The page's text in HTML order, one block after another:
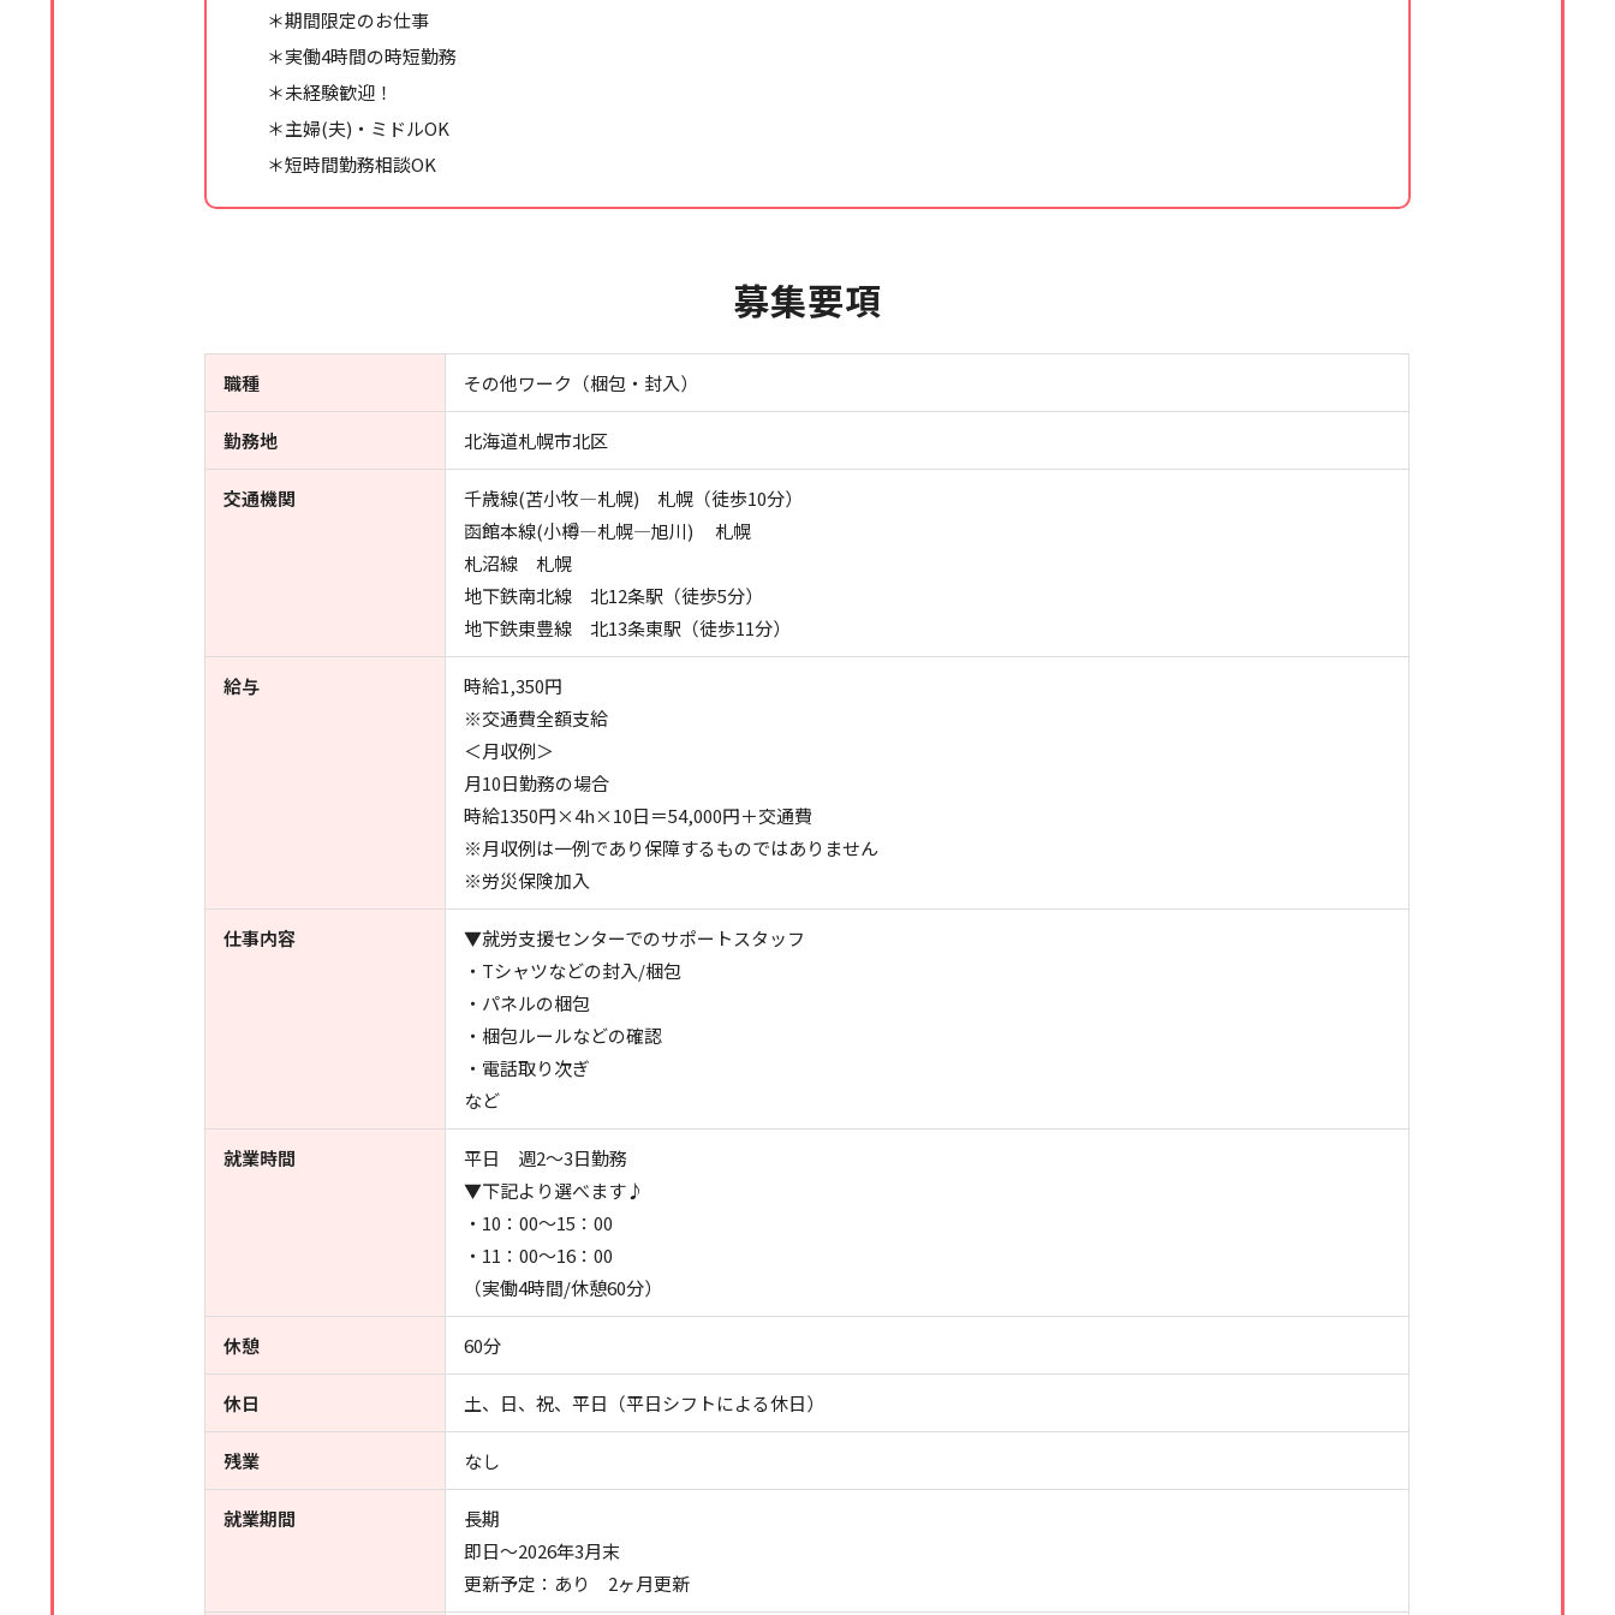
＊期間限定のお仕事
＊実働4時間の時短勤務
＊未経験歓迎！
＊主婦(夫)・ミドルOK
＊短時間勤務相談OK
募集要項
職種 その他ワーク（梱包・封入）
勤務地 北海道札幌市北区
交通機関
千歳線(苫小牧―札幌) 札幌（徒歩10分）
函館本線(小樽―札幌―旭川) 札幌
札沼線 札幌
地下鉄南北線 北12条駅（徒歩5分）
地下鉄東豊線 北13条東駅（徒歩11分）
給与
時給1,350円
※交通費全額支給
＜月収例＞
月10日勤務の場合
時給1350円×4h×10日＝54,000円＋交通費
※月収例は一例であり保障するものではありません
※労災保険加入
仕事内容
▼就労支援センターでのサポートスタッフ
・Tシャツなどの封入/梱包
・パネルの梱包
・梱包ルールなどの確認
・電話取り次ぎ
など
就業時間
平日 週2～3日勤務
▼下記より選べます♪
・10：00～15：00
・11：00～16：00
（実働4時間/休憩60分）
休憩 60分
休日 土、日、祝、平日（平日シフトによる休日）
残業 なし
就業期間
長期
即日～2026年3月末
更新予定：あり 2ヶ月更新